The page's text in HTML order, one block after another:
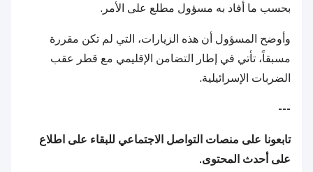
بحسب ما أفاد به مسؤول مطلع على الأمر.
وأوضح المسؤول أن هذه الزيارات، التي لم تكن مقررة
مسبقاً، تأتي في إطار التضامن الإقليمي مع قطر عقب
الضربات الإسرائيلية.
---
تابعونا على منصات التواصل الاجتماعي للبقاء على اطلاع
على أحدث المحتوى.